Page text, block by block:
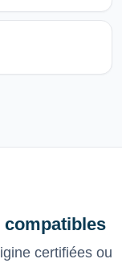
certifiées ou